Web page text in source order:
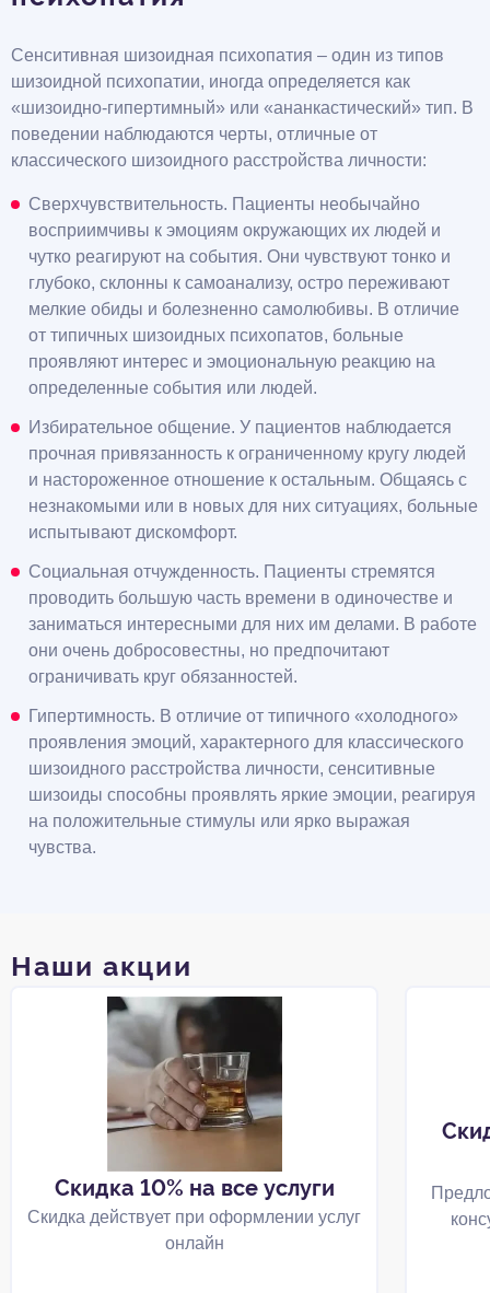
Сенситивная шизоидная психопатия – один из типов
шизоидной психопатии, иногда определяется как
«шизоидно-гипертимный» или «ананкастический» тип. В
поведении наблюдаются черты, отличные от
классического шизоидного расстройства личности:
Сверхчувствительность. Пациенты необычайно
восприимчивы к эмоциям окружающих их людей и
чутко реагируют на события. Они чувствуют тонко и
глубоко, склонны к самоанализу, остро переживают
мелкие обиды и болезненно самолюбивы. В отличие
от типичных шизоидных психопатов, больные
проявляют интерес и эмоциональную реакцию на
определенные события или людей.
Избирательное общение. У пациентов наблюдается
прочная привязанность к ограниченному кругу людей
и настороженное отношение к остальным. Общаясь с
незнакомыми или в новых для них ситуациях, больные
испытывают дискомфорт.
Социальная отчужденность. Пациенты стремятся
проводить большую часть времени в одиночестве и
заниматься интересными для них им делами. В работе
они очень добросовестны, но предпочитают
ограничивать круг обязанностей.
Гипертимность. В отличие от типичного «холодного»
проявления эмоций, характерного для классического
шизоидного расстройства личности, сенситивные
шизоиды способны проявлять яркие эмоции, реагируя
на положительные стимулы или ярко выражая
чувства.
Наши акции
Скидка 10% на все услуги
Скидка действует при оформлении услуг
онлайн